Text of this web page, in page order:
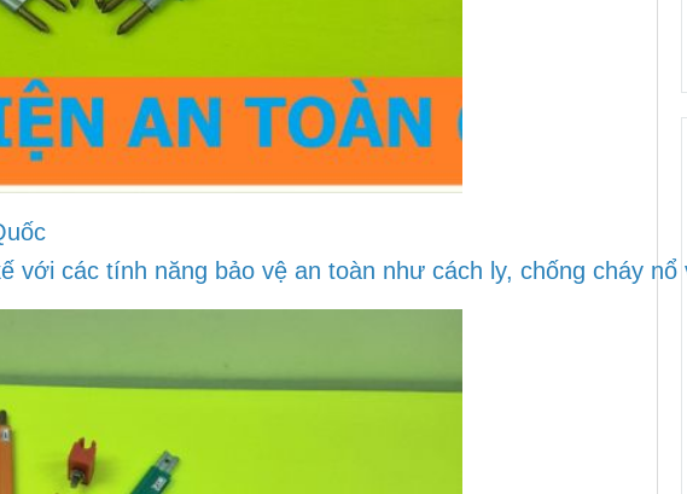
với các tính năng bảo vệ an toàn như cách ly, chống cháy